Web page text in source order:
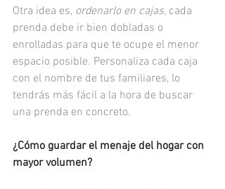
Otra idea es, ordenarlo en cajas, cada
prenda debe ir bien dobladas o
enrolladas para que te ocupe el menor
espacio posible. Personaliza cada caja
con el nombre de tus familiares, lo
tendrás más fácil a la hora de buscar
una prenda en concreto.
¿Cómo guardar el menaje del hogar con
mayor volumen?